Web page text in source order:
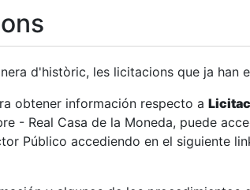
d'històric, les licitacions que ja
obtener información respecto a
- Real Casa de la Moneda, puede
Público accediendo en el siguiente